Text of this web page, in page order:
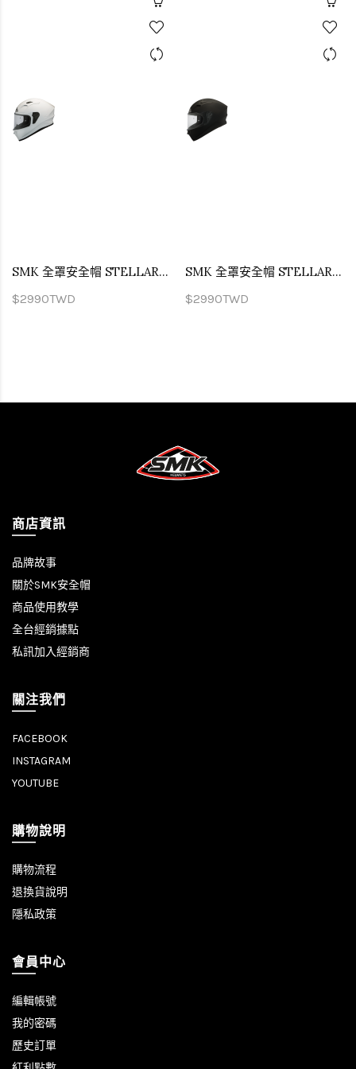
SMK 全罩安全帽 STELLAR UNICOLOUR 亮面白 GL100
$2990TWD
SMK 全罩安全帽 STELLAR UNICOLOUR 霧面黑 MA200
$2990TWD
商店資訊
品牌故事
關於SMK安全帽
商品使用教學
全台經銷據點
私訊加入經銷商
關注我們
FACEBOOK
INSTAGRAM
YOUTUBE
購物說明
購物流程
退換貨說明
隱私政策
會員中心
編輯帳號
我的密碼
歷史訂單